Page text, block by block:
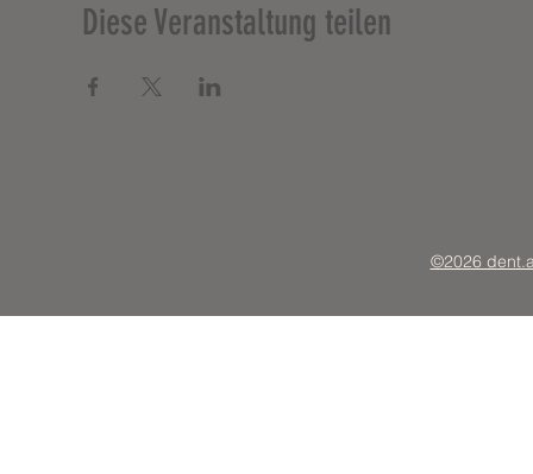
Diese Veranstaltung teilen
©2026